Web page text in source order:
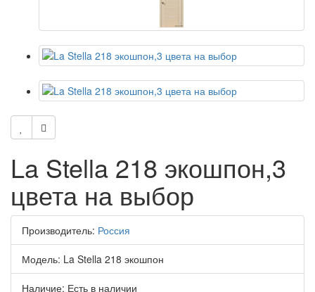
La Stella 218 экошпон,3
цвета на выбор
Производитель: Россия
Модель: La Stella 218 экошпон
Наличие: Есть в наличии